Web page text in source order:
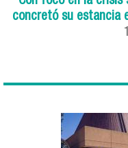
concretó su estancia